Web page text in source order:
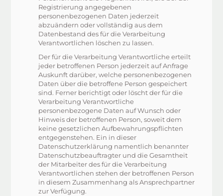
Registrierung angegebenen
personenbezogenen Daten jederzeit
abzuändern oder vollständig aus dem
Datenbestand des für die Verarbeitung
Verantwortlichen löschen zu lassen.
Der für die Verarbeitung Verantwortliche erteilt
jeder betroffenen Person jederzeit auf Anfrage
Auskunft darüber, welche personenbezogenen
Daten über die betroffene Person gespeichert
sind. Ferner berichtigt oder löscht der für die
Verarbeitung Verantwortliche
personenbezogene Daten auf Wunsch oder
Hinweis der betroffenen Person, soweit dem
keine gesetzlichen Aufbewahrungspflichten
entgegenstehen. Ein in dieser
Datenschutzerklärung namentlich benannter
Datenschutzbeauftragter und die Gesamtheit
der Mitarbeiter des für die Verarbeitung
Verantwortlichen stehen der betroffenen Person
in diesem Zusammenhang als Ansprechpartner
zur Verfügung.